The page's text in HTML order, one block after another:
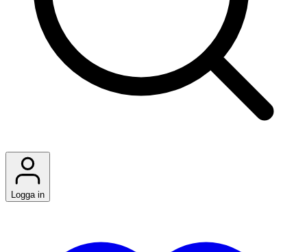
Logga in